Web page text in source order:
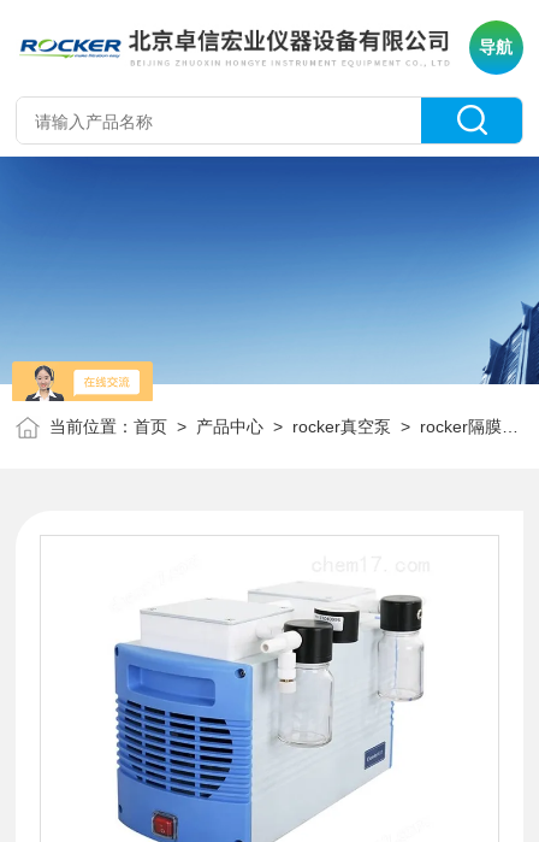
导航
当前位置：首页 > 产品中心 > rocker真空泵 > rocker隔膜真空泵